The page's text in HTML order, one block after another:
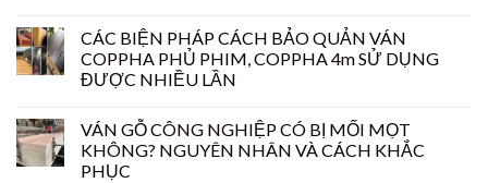
CÁC BIỆN PHÁP CÁCH BẢO QUẢN VÁN
COPPHA PHỦ PHIM, COPPHA 4m SỬ DỤNG
ĐƯỢC NHIỀU LẦN
VÁN GỖ CÔNG NGHIỆP CÓ BỊ MỐI MỌT
KHÔNG? NGUYÊN NHÂN VÀ CÁCH KHẮC
PHỤC